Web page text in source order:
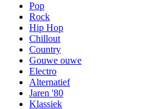
Pop
Rock
Hip Hop
Chillout
Country
Gouwe ouwe
Electro
Alternatief
Jaren '80
Klassiek